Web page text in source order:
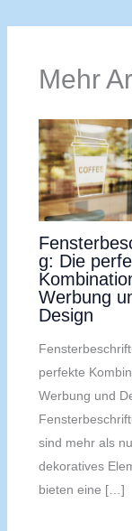
Mehr
g: Die
Werbung
Design
perfekte
Werbung und
sind mehr als
dekoratives
bieten eine […]